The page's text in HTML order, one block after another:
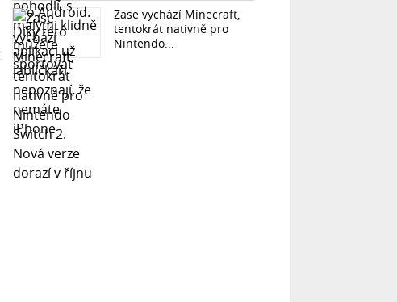
Zase vychází Minecraft,
tentokrát nativně pro
Nintendo...